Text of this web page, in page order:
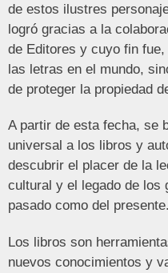
de estos ilustres
logró gracias a la
de Editores y cuyo fin
las letras en el mundo,
de proteger la propiedad
A partir de esta fecha, se
universal a los libros y
descubrir el placer de la
cultural y el legado de los
pasado como del presente.
Los libros son
nuevos conocimientos y